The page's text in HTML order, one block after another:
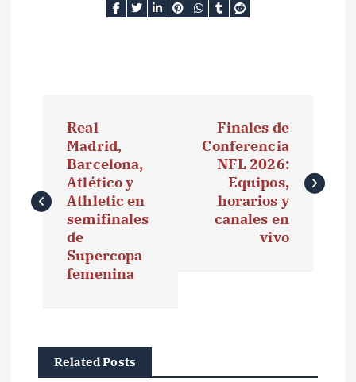
e
Real
Madrid,
Barcelona,
Atlético y
Athletic en
semifinales
de
Supercopa
femenina
Finales de
Conferencia
NFL 2026:
Equipos,
horarios y
canales en
vivo
Related Posts